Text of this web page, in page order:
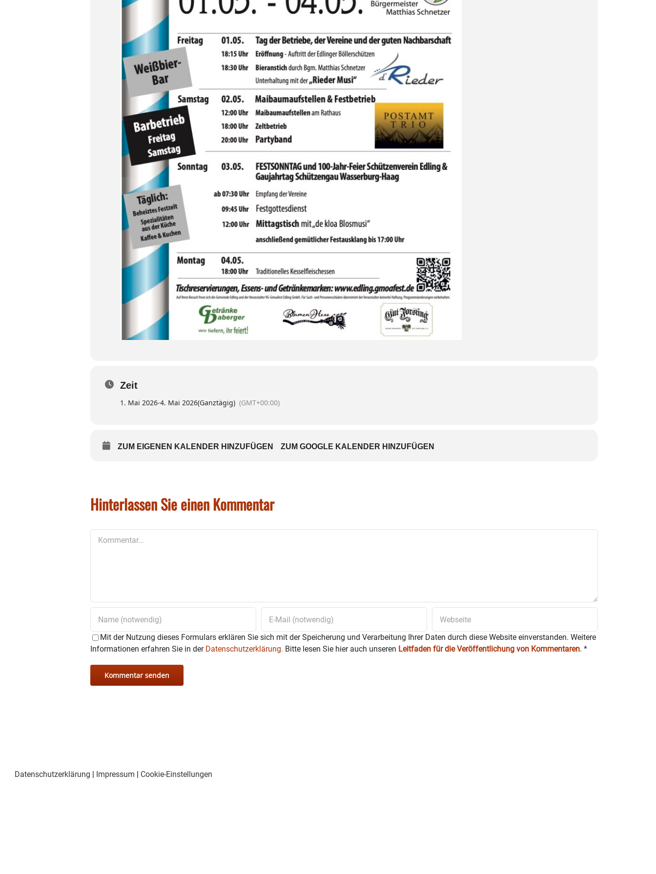
Zeit
1. Mai 2026-4. Mai 2026(Ganztägig) (GMT+00:00)
ZUM EIGENEN KALENDER HINZUFÜGEN ZUM GOOGLE KALENDER HINZUFÜGEN
Hinterlassen Sie einen Kommentar
Mit der Nutzung dieses Formulars erklären Sie sich mit der Speicherung und Verarbeitung Ihrer Daten durch diese Website einverstanden. Weitere
Informationen erfahren Sie in der Datenschutzerklärung. Bitte lesen Sie hier auch unseren Leitfaden für die Veröffentlichung von Kommentaren. *
Datenschutzerklärung | Impressum | Cookie-Einstellungen